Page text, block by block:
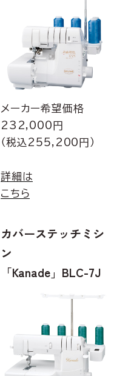
メーカー希望価格
232,000円
（税込255,200円）
詳細は
こちら
カバーステッチミシ
ン
「Kanade」BLC-7J